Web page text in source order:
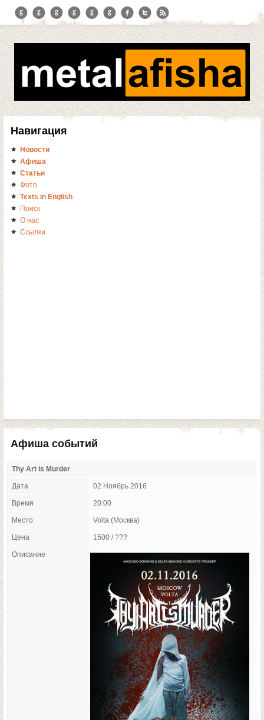
Навигация
Новости
Афиша
Статьи
Фото
Texts in English
Поиск
О нас
Ссылки
Афиша событий
Thy Art is Murder
Дата 02 Ноябрь 2016
Время 20:00
Место Volta (Москва)
Цена 1500 / ???
Описание